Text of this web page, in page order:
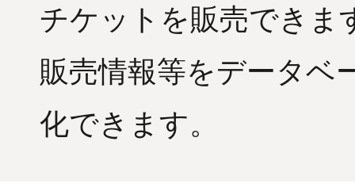
チケットを販売できま
販売情報等をデータベ
化できます。